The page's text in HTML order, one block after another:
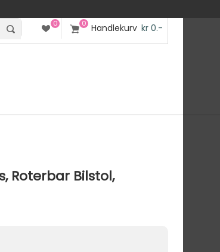
0 0 Handlekurv kr 0.-
Roterbar Bilstol,